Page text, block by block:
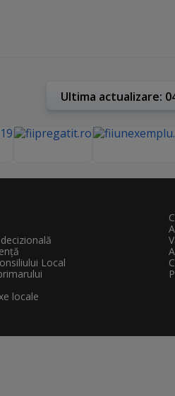
Ultima actualizare:
Local
locale